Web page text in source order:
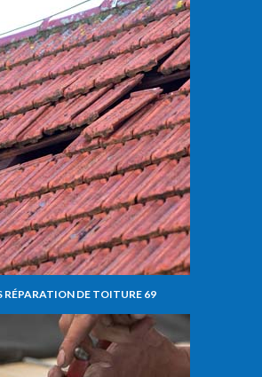
RÉPARATION DE TOITURE 69